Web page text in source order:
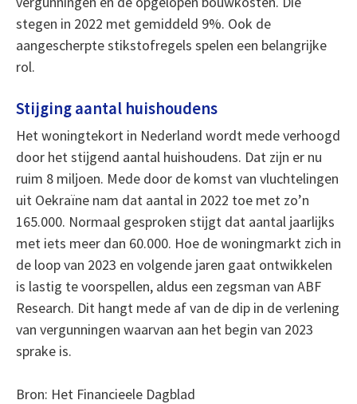
stegen in 2022 met gemiddeld 9%. Ook de
aangescherpte stikstofregels spelen een belangrijke
rol.
Stijging aantal huishoudens
Het woningtekort in Nederland wordt mede verhoogd
door het stijgend aantal huishoudens. Dat zijn er nu
ruim 8 miljoen. Mede door de komst van vluchtelingen
uit Oekraïne nam dat aantal in 2022 toe met zo’n
165.000. Normaal gesproken stijgt dat aantal jaarlijks
met iets meer dan 60.000. Hoe de woningmarkt zich in
de loop van 2023 en volgende jaren gaat ontwikkelen
is lastig te voorspellen, aldus een zegsman van ABF
Research. Dit hangt mede af van de dip in de verlening
van vergunningen waarvan aan het begin van 2023
sprake is.
Bron: Het Financieele Dagblad